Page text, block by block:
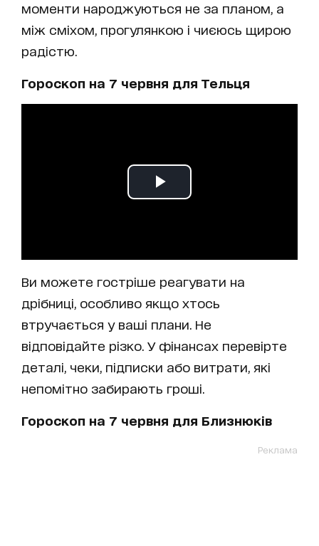
моменти народжуються не за планом, а
між сміхом, прогулянкою і чиєюсь щирою
радістю.
Гороскоп на 7 червня для Тельця
Ви можете гостріше реагувати на
дрібниці, особливо якщо хтось
втручається у ваші плани. Не
відповідайте різко. У фінансах перевірте
деталі, чеки, підписки або витрати, які
непомітно забирають гроші.
Гороскоп на 7 червня для Близнюків
Реклама